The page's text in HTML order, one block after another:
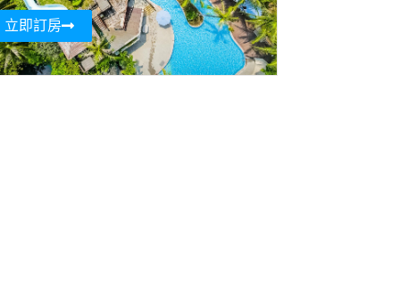
立即訂房